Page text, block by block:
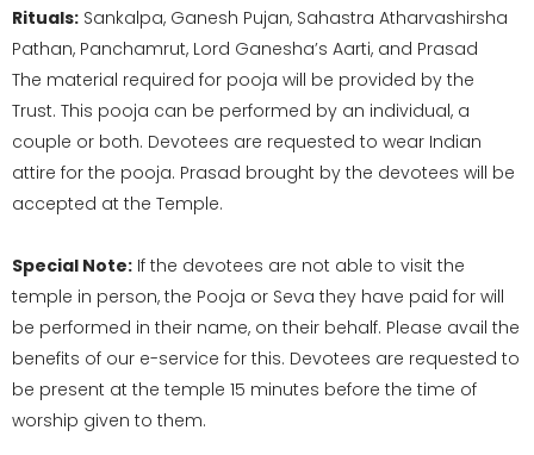
Rituals: Sankalpa, Ganesh Pujan, Sahastra Atharvashirsha
Pathan, Panchamrut, Lord Ganesha’s Aarti, and Prasad
The material required for pooja will be provided by the
Trust. This pooja can be performed by an individual, a
couple or both. Devotees are requested to wear Indian
attire for the pooja. Prasad brought by the devotees will be
accepted at the Temple.
Special Note: If the devotees are not able to visit the
temple in person, the Pooja or Seva they have paid for will
be performed in their name, on their behalf. Please avail the
benefits of our e-service for this. Devotees are requested to
be present at the temple 15 minutes before the time of
worship given to them.